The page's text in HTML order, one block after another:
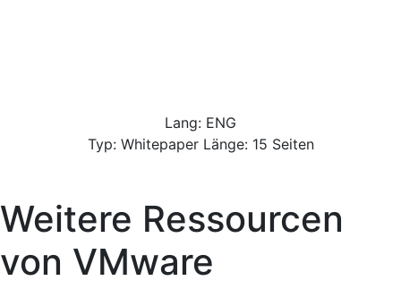
Lang: ENG
Typ: Whitepaper Länge: 15 Seiten
Weitere Ressourcen
von VMware